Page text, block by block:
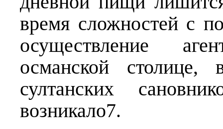
время сложностей с
осуществление
османской
султанских
возникало7.